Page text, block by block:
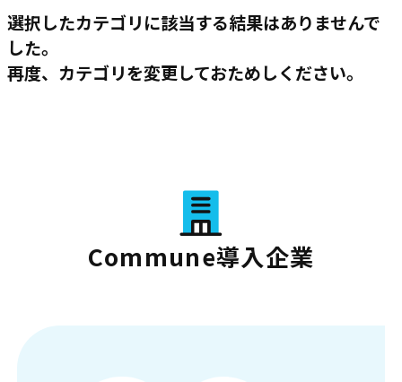
選択したカテゴリに該当する結果はありませんで
した。
再度、カテゴリを変更しておためしください。
Commune導入企業